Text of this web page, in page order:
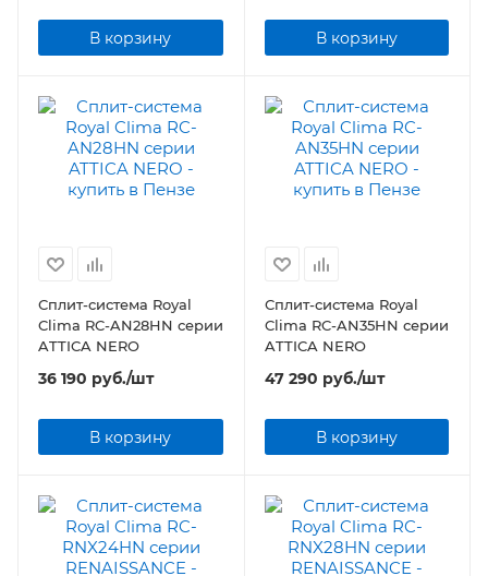
В корзину В корзину
Сплит-система Royal
Clima RC-AN28HN серии
ATTICA NERO
36 190 руб./шт
В корзину
Сплит-система Royal
Clima RC-AN35HN серии
ATTICA NERO
47 290 руб./шт
В корзину